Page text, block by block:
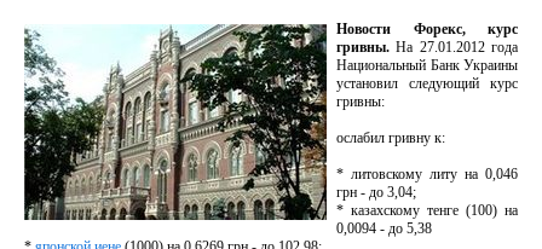
Новости Форекс, курс
гривны. На 27.01.2012 года
Национальный Банк Украины
установил следующий курс
гривны:
ослабил гривну к:
* литовскому литу на 0,046
грн - до 3,04;
* казахскому тенге (100) на
0,0094 - до 5,38